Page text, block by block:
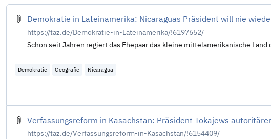
Demokratie in Lateinamerika: Nicaraguas Präsident will nie
https://taz.de/Demokratie-in-Lateinamerika/!6197652/
Schon seit Jahren regiert das Ehepaar das kleine mittelamerikanische
Demokratie Geografie Nicaragua
Verfassungsreform in Kasachstan: Präsident Tokajews
https://taz.de/Verfassungsreform-in-Kasachstan/!6154409/